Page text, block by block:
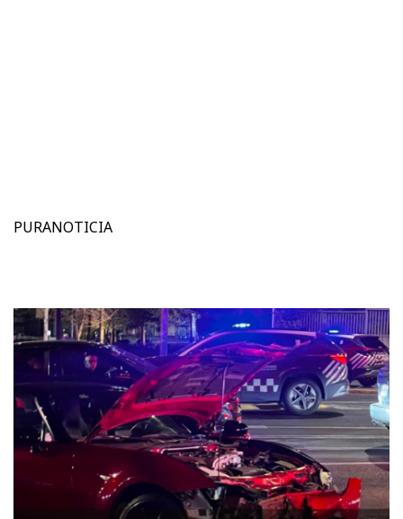
PURANOTICIA